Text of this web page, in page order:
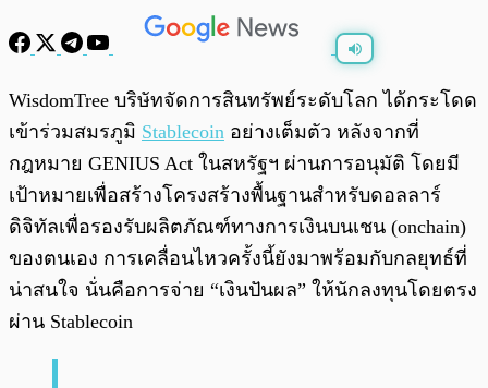
0:00 /
WisdomTree บริษัทจัดการสินทรัพย์ระดับโลก ได้กระโดด
เข้าร่วมสมรภูมิ Stablecoin อย่างเต็มตัว หลังจากที่
กฎหมาย GENIUS Act ในสหรัฐฯ ผ่านการอนุมัติ โดยมี
เป้าหมายเพื่อสร้างโครงสร้างพื้นฐานสำหรับดอลลาร์
ดิจิทัลเพื่อรองรับผลิตภัณฑ์ทางการเงินบนเชน (onchain)
ของตนเอง การเคลื่อนไหวครั้งนี้ยังมาพร้อมกับกลยุทธ์ที่
น่าสนใจ นั่นคือการจ่าย “เงินปันผล” ให้นักลงทุนโดยตรง
ผ่าน Stablecoin